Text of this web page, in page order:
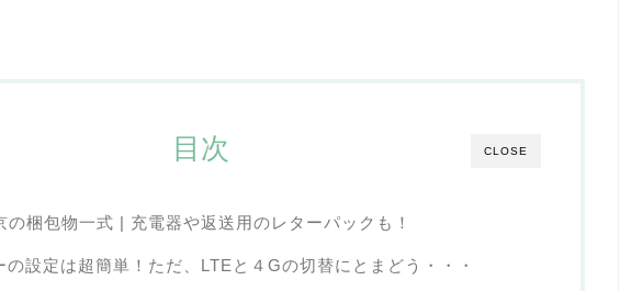
CLOSE
目次
の梱包物一式 | 充電器や返送用のレターパックも！
の設定は超簡単！ただ、LTEと４Gの切替にとまどう・・・